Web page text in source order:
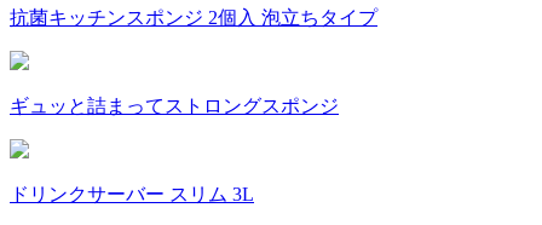
抗菌キッチンスポンジ 2個入 泡立ちタイプ
ギュッと詰まってストロングスポンジ
ドリンクサーバー スリム 3L